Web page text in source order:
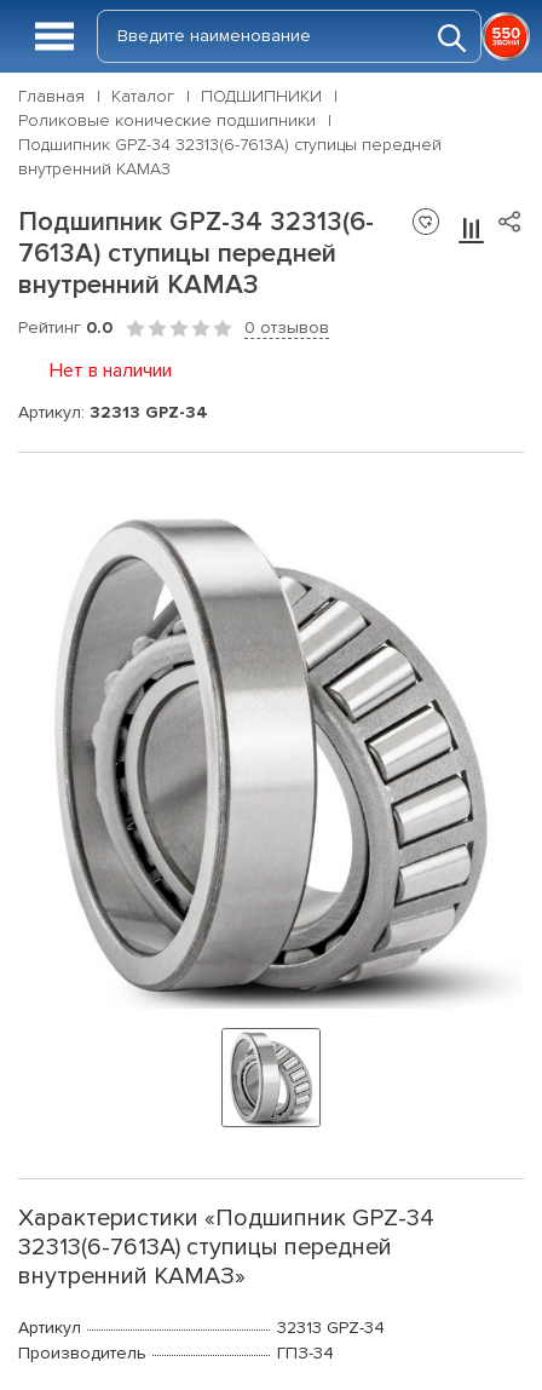
Главная Каталог
ПОДШИПНИКИ
Роликовые конические подшипники
Подшипник GPZ-34 32313(6-7613A) ступицы передней
внутренний КАМАЗ
Подшипник GPZ-34 32313(6-
7613A) ступицы передней
внутренний КАМАЗ
Рейтинг 0.0 0 отзывов
Нет в наличии
Артикул: 32313 GPZ-34
Характеристики «Подшипник GPZ-34
32313(6-7613A) ступицы передней
внутренний КАМАЗ»
Артикул
32313 GPZ-34
Производитель
ГПЗ-34